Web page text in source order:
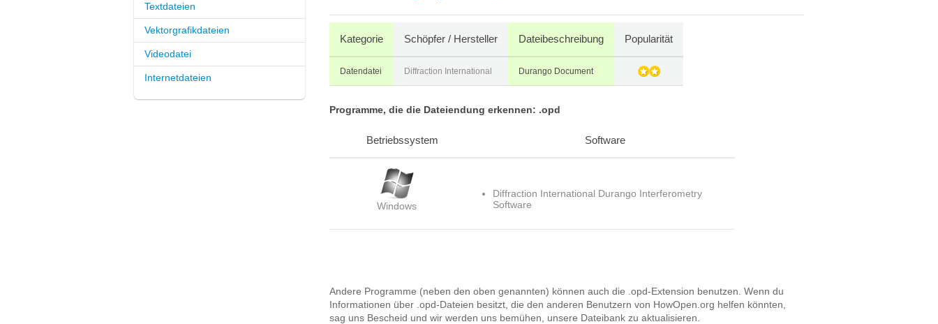
Textdateien
Vektorgrafikdateien
Videodatei
Internetdateien
Kategorie Schöpfer / Hersteller Dateibeschreibung Popularität
Datendatei Diffraction International Durango Document
Programme, die die Dateiendung erkennen: .opd
Betriebssystem Software
Windows
Diffraction International Durango Interferometry
Software
Andere Programme (neben den oben genannten) können auch die .opd-Extension benutzen. Wenn du
Informationen über .opd-Dateien besitzt, die den anderen Benutzern von HowOpen.org helfen könnten,
sag uns Bescheid und wir werden uns bemühen, unsere Dateibank zu aktualisieren.